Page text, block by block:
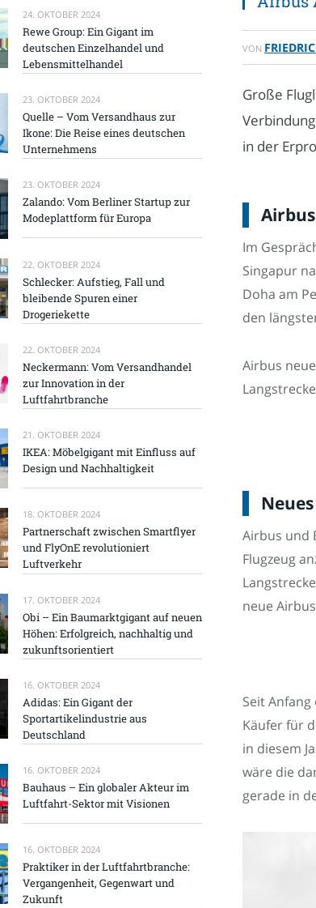
VON
Große
in der
Im
Singapur
Doha am
den
Airbus
Airbus und
Flugzeug
neue
Seit
Käufer für
in diesem
wäre die
gerade in
24. OKTOBER 2024
Rewe Group: Ein Gigant im
deutschen Einzelhandel und
Lebensmittelhandel
23. OKTOBER 2024
Quelle – Vom Versandhaus zur
Ikone: Die Reise eines deutschen
Unternehmens
23. OKTOBER 2024
Zalando: Vom Berliner Startup zur
Modeplattform für Europa
22. OKTOBER 2024
Schlecker: Aufstieg, Fall und
bleibende Spuren einer
Drogeriekette
22. OKTOBER 2024
Neckermann: Vom Versandhandel
zur Innovation in der
Luftfahrtbranche
21. OKTOBER 2024
IKEA: Möbelgigant mit Einfluss auf
Design und Nachhaltigkeit
18. OKTOBER 2024
Partnerschaft zwischen Smartflyer
und FlyOnE revolutioniert
Luftverkehr
17. OKTOBER 2024
Obi – Ein Baumarktgigant auf neuen
Höhen: Erfolgreich, nachhaltig und
zukunftsorientiert
16. OKTOBER 2024
Adidas: Ein Gigant der
Sportartikelindustrie aus
Deutschland
16. OKTOBER 2024
Bauhaus – Ein globaler Akteur im
Luftfahrt-Sektor mit Visionen
16. OKTOBER 2024
Praktiker in der Luftfahrtbranche:
Vergangenheit, Gegenwart und
Zukunft